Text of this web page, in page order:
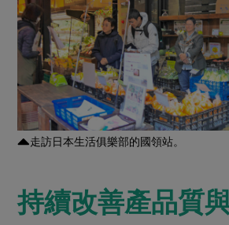
走訪日本生活俱樂部的國領站。
持續改善產品質